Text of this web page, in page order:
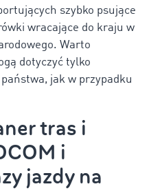
szybko psujące
wracające do kraju w
Warto
dotyczyć tylko
jak w przypadku
tras i
i
jazdy na